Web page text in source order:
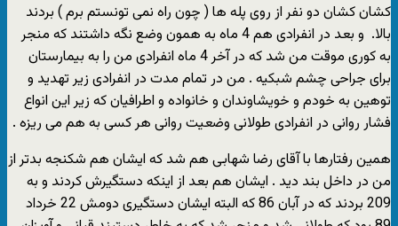
کشان کشان دو نفر از روی پله ها ( چون راه نمی تونستم برم ) بردند
بالا. و بعد در انفرادی هم 4 ماه به همون وضع نگه داشتند که منجر
به کوری موقت من شد که در آخر 4 ماه انفرادی من را به بیمارستان
برای جراحی چشم شبکیه . من در تمام مدت در انفرادی زیر تهدید و
توهین به خودم و خویشاوندان و خانواده و اطرافیان که زیر این انواع
فشار روانی در انفرادی طولانی وضعیت روانی هر کسی به هم می ریزه .
همین رفتارها با آقای رضا شهابی هم شد که ایشان هم شکنجه بدتر از
من در داخل بند دید . ایشان هم بعد از اینکه دستگیرش کردند و به
209 بردند که در آبان 86 که البته ایشان دستگیری دومش 22 خرداد